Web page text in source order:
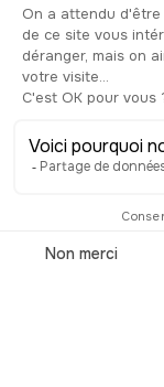
donc
parlant
dit
qu’il est
reproche
vous le
terme